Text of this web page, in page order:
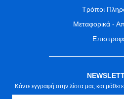
Τρόποι
Μεταφορικά -
Κάντε εγγραφή στην λίστα μας και